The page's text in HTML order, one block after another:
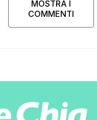
MOSTRA I
COMMENTI